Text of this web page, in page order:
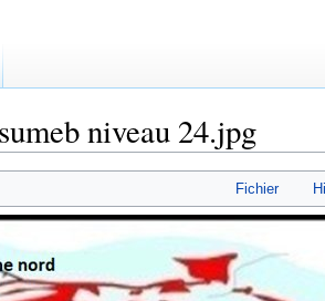
niveau 24.jpg
Fichier